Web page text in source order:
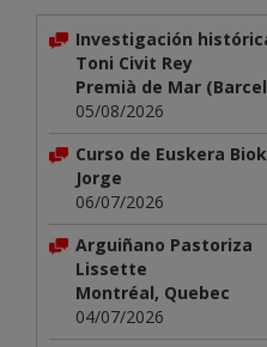
Investigación
Toni Civit Rey
Premià de Mar
05/08/2026
Curso de Euskera Biok
Jorge
06/07/2026
Arguiñano Pastoriza
Lissette
Montréal, Quebec
04/07/2026